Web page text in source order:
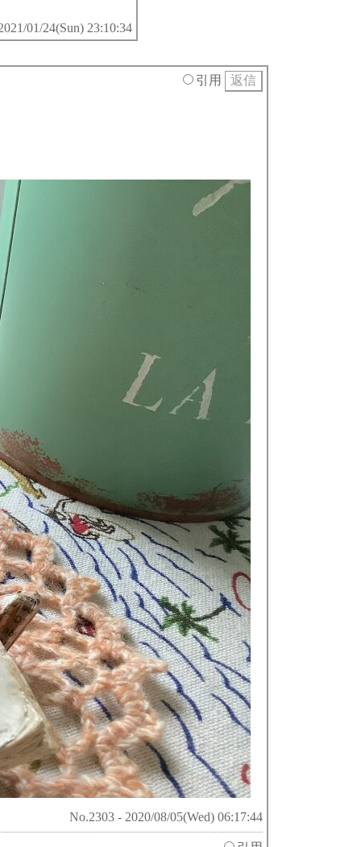
01/24(Sun) 23:10:34
引用
No.2303 - 2020/08/05(Wed) 06:17:44